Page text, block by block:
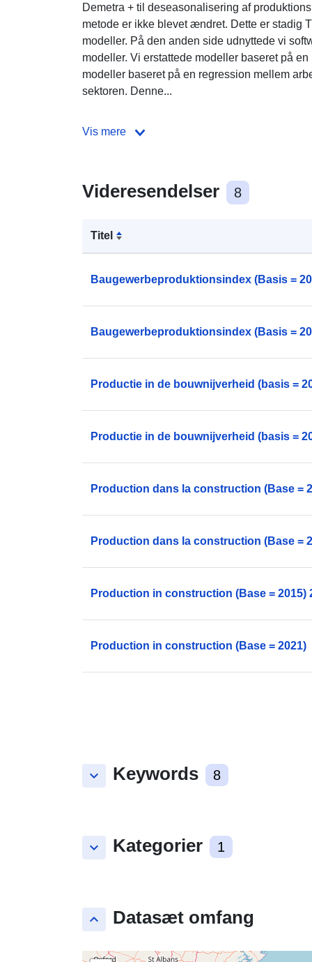
Demetra + til deseasonalisering af
metode er ikke blevet ændret. Dette er stadig
modeller. På den anden side udnyttede vi
modeller. Vi erstattede modeller baseret på
modeller baseret på en regression mellem
sektoren. Denne...
Vis mere
Videresendelser 8
Titel
Baugewerbeproduktionsindex (Basis =
Baugewerbeproduktionsindex (Basis =
Productie in de bouwnijverheid (basis =
Productie in de bouwnijverheid (basis =
Production dans la construction (Base =
Production dans la construction (Base =
Production in construction (Base = 2015)
Production in construction (Base = 2021)
keyboard_arrow_down Keywords 8
keyboard_arrow_down Kategorier 1
keyboard_arrow_up Datasæt omfang